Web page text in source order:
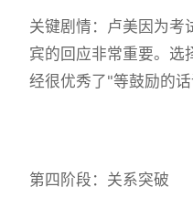
关键剧情：卢美因为考
宾的回应非常重要。选
经很优秀了"等鼓励的话
第四阶段：关系突破